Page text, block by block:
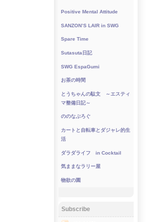
Positive Mental Attitude
SANZON’S LAIR in SWG
Spare Time
Sutasuta日記
SWG EspaGumi
お茶の時間
とうちゃんの駄文 ～エスティ
マ整備日記～
ののなぶろぐ
カートと自転車とダジャレ的生
活
ダラダライフ in Cocktail
気ままなラリー屋
物欲の園
Subscribe